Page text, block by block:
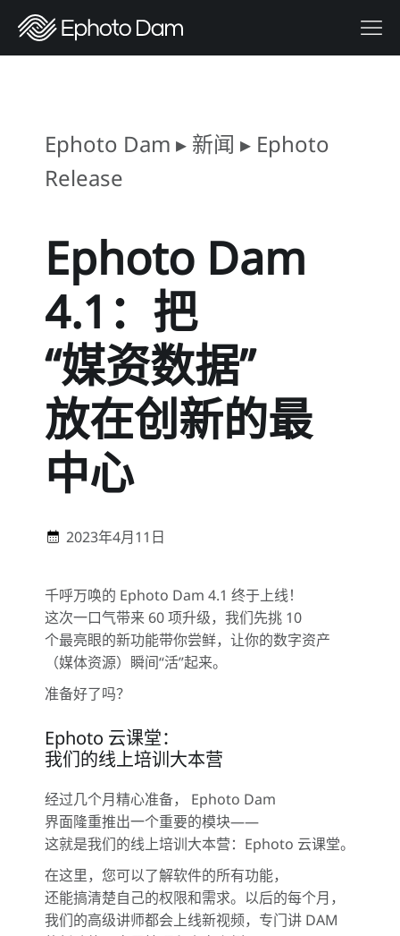
Ephoto Dam ▸ 新闻 ▸ Ephoto
Release
Ephoto Dam
4.1：把
“媒资数据”
放在创新的最
中心
2023年4月11日
千呼万唤的 Ephoto Dam 4.1 终于上线！
这次一口气带来 60 项升级，我们先挑 10
个最亮眼的新功能带你尝鲜，让你的数字资产
（媒体资源）瞬间“活”起来。
准备好了吗？
Ephoto 云课堂：
我们的线上培训大本营
经过几个月精心准备， Ephoto Dam
界面隆重推出一个重要的模块——
这就是我们的线上培训大本营：Ephoto 云课堂。
在这里，您可以了解软件的所有功能，
还能搞清楚自己的权限和需求。以后的每个月，
我们的高级讲师都会上线新视频，专门讲 DAM